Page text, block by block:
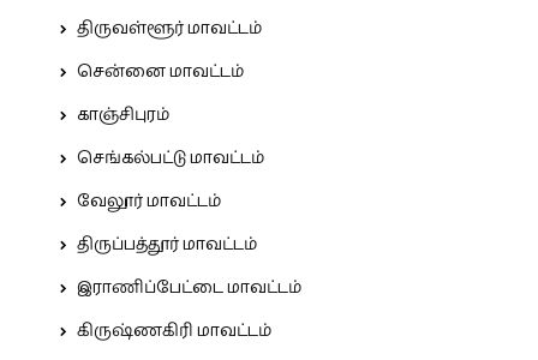
திருவள்ளூர் மாவட்டம்
சென்னை மாவட்டம்
காஞ்சிபுரம்
செங்கல்பட்டு மாவட்டம்
வேலூர் மாவட்டம்
திருப்பத்தூர் மாவட்டம்
இராணிப்பேட்டை மாவட்டம்
கிருஷ்ணகிரி மாவட்டம்